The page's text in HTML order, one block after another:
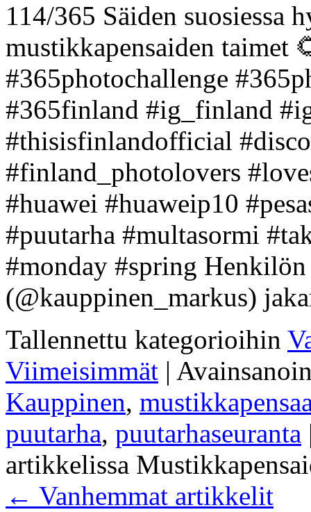
114/365 Säiden suosiessa
mustikkapensaiden taimet
#365photochallenge
#365finland #ig_finland
#thisisfinlandofficial
#finland_photolovers
#huawei #huaweip10
#puutarha #multasormi
#monday #spring
(@kauppinen_markus)
Tallennettu kategorioihin
Viimeisimmät |
Kauppinen,
puutarha, puutarhaseuranta
artikkelissa
← Vanhemmat artikkelit